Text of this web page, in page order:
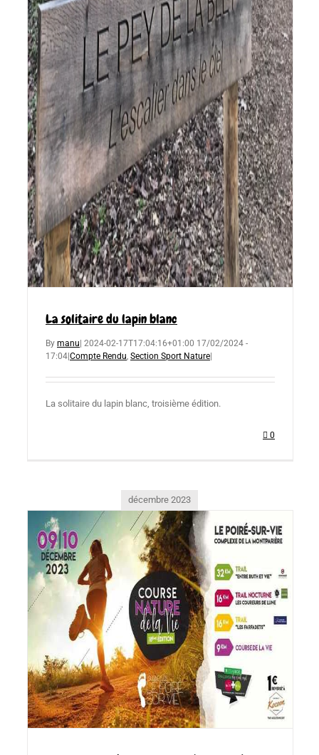
La solitaire du lapin blanc
By manu 2024-02-17T17:04:16+01:00 17/02/2024 -
17:04 Compte Rendu, Section Sport Nature
La solitaire du lapin blanc, troisième édition.
0
décembre 2023